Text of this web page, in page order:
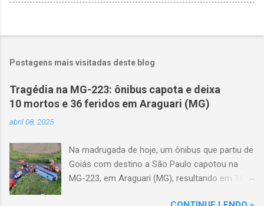
Postagens mais visitadas deste blog
Tragédia na MG-223: ônibus capota e deixa
10 mortos e 36 feridos em Araguari (MG)
abril 08, 2025
Na madrugada de hoje, um ônibus que partiu de
Goiás com destino a São Paulo capotou na
MG-223, em Araguari (MG), resultando em 10